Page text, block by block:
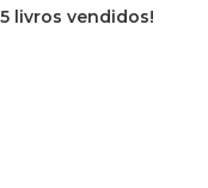
livros vendidos!